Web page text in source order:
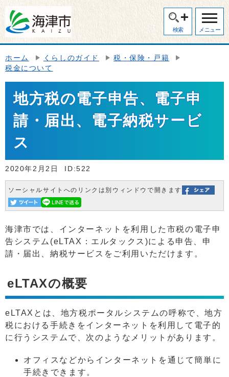
検索 メニュー
ホーム くらしのガイド
税・保険・戸籍
税金について
地方税の電子申告、電子申
請・届出、電子納税サービ
ス
2020年2月2日 ID:522
ソーシャルサイトへのリンクは別ウィンドウで開きます
海津市では、インターネットを利用した市税の電子申
告システム(eLTAX：エルタックス)による申告、申
請・届出、納税サービスをご利用いただけます。
eLTAXの概要
eLTAXとは、地方税ポータルシステムの呼称で、地方
税における手続きをインターネットを利用して電子的
に行うシステムで、次のようなメリットがあります。
オフィスなどからインターネットを通じて簡単に
手続きできます。